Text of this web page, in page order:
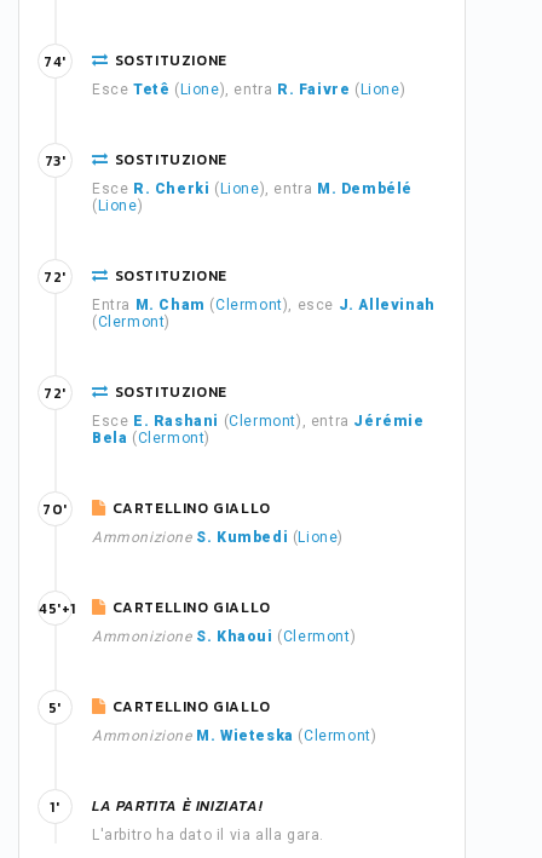
SOSTITUZIONE
Esce Tetê ( Lione), entra R. Faivre ( Lione)
74'
SOSTITUZIONE
Esce R. Cherki ( Lione), entra M. Dembélé
( Lione)
73'
SOSTITUZIONE
Entra M. Cham (Clermont), esce J. Allevinah
(Clermont)
72'
SOSTITUZIONE
Esce E. Rashani (Clermont), entra Jérémie
Bela (Clermont)
72'
CARTELLINO GIALLO
Ammonizione S. Kumbedi ( Lione)
70'
CARTELLINO GIALLO
Ammonizione S. Khaoui (Clermont)
45'+1
CARTELLINO GIALLO
Ammonizione M. Wieteska (Clermont)
5'
LA PARTITA È INIZIATA!
L'arbitro ha dato il via alla gara.
1'